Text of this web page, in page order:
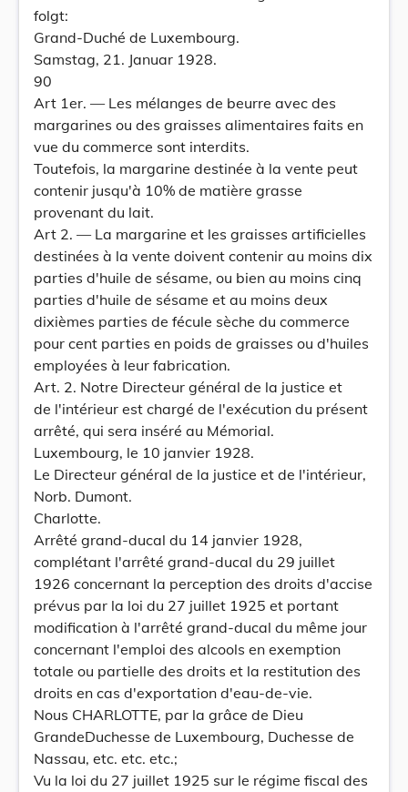
folgt:
Grand-Duché de Luxembourg.
Samstag, 21. Januar 1928.
90
Art 1er. — Les mélanges de beurre avec des
margarines ou des graisses alimentaires faits en
vue du commerce sont interdits.
Toutefois, la margarine destinée à la vente peut
contenir jusqu'à 10% de matière grasse
provenant du lait.
Art 2. — La margarine et les graisses artificielles
destinées à la vente doivent contenir au moins dix
parties d'huile de sésame, ou bien au moins cinq
parties d'huile de sésame et au moins deux
dixièmes parties de fécule sèche du commerce
pour cent parties en poids de graisses ou d'huiles
employées à leur fabrication.
Art. 2. Notre Directeur général de la justice et
de l'intérieur est chargé de l'exécution du présent
arrêté, qui sera inséré au Mémorial.
Luxembourg, le 10 janvier 1928.
Le Directeur général de la justice et de l'intérieur,
Norb. Dumont.
Charlotte.
Arrêté grand-ducal du 14 janvier 1928,
complétant l'arrêté grand-ducal du 29 juillet
1926 concernant la perception des droits d'accise
prévus par la loi du 27 juillet 1925 et portant
modification à l'arrêté grand-ducal du même jour
concernant l'emploi des alcools en exemption
totale ou partielle des droits et la restitution des
droits en cas d'exportation d'eau-de-vie.
Nous CHARLOTTE, par la grâce de Dieu
GrandeDuchesse de Luxembourg, Duchesse de
Nassau, etc. etc. etc.;
Vu la loi du 27 juillet 1925 sur le régime fiscal des